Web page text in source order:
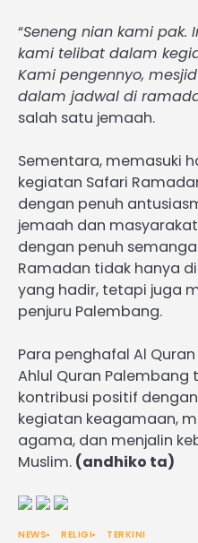
“Seneng nian kami pak.
kami telibat dalam
Kami pengennyo,
dalam jadwal di
salah satu jemaah.
Sementara, memasuki
kegiatan Safari
dengan penuh
jemaah dan
dengan penuh
Ramadan tidak hanya
yang hadir, tetapi juga
penjuru Palembang.
Para penghafal Al
Ahlul Quran Palembang
kontribusi positif
kegiatan keagamaan,
agama, dan menjalin
Muslim. (andhiko ta)
NEWS RELIGI TERKINI